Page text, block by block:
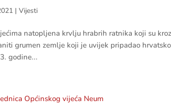
|Vijesti
natopljena krvlju hrabrih ratnika koji su
grumen zemlje koji je uvijek pripadao
godine...